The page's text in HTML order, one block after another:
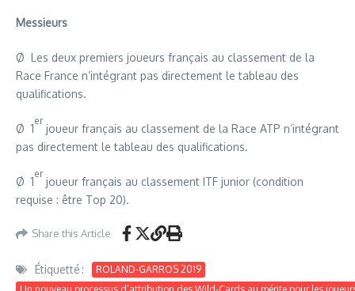
Messieurs
Ø Les deux premiers joueurs français au classement de la
Race France n’intégrant pas directement le tableau des
qualifications.
Ø 1
er
joueur français au classement de la Race ATP n’intégrant
pas directement le tableau des qualifications.
Ø 1
er
joueur français au classement ITF junior (condition
requise : être Top 20).
Share this Article
Étiquetté :
ROLAND-GARROS 2019